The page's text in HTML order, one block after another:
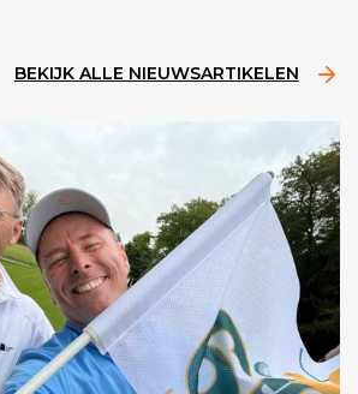
BEKIJK ALLE NIEUWSARTIKELEN